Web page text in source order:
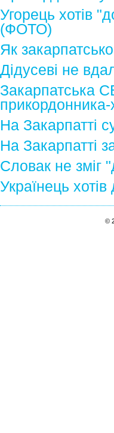
Угорець хотів
(ФОТО)
Як
Дідусеві не
Закарпатська
На Закарпатті
На Закарпатті
Словак не зміг
Українець
©